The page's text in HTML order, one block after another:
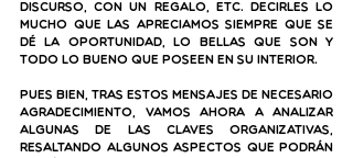
discurso, con un regalo, etc. Decirles lo
mucho que las apreciamos siempre que se
dé la oportunidad, lo bellas que son y
todo lo bueno que poseen en su interior.
Pues bien, tras estos mensajes de necesario
agradecimiento, vamos ahora a analizar
algunas de las claves organizativas,
resaltando algunos aspectos que podrán